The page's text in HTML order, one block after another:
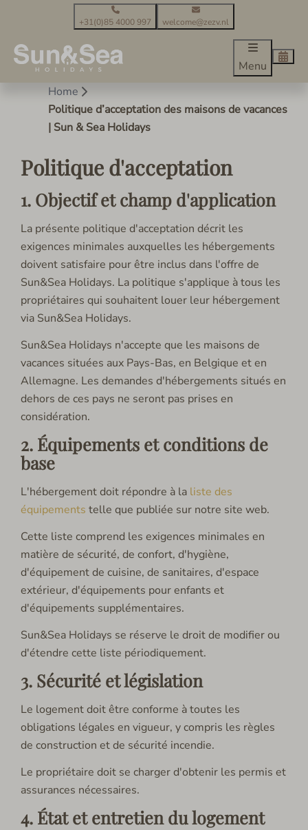
+31(0)85 4000 997 welcome@zezv.nl
Menu
Home
Politique d’acceptation des maisons de vacances
| Sun & Sea Holidays
Politique d'acceptation
1. Objectif et champ d'application
La présente politique d'acceptation décrit les
exigences minimales auxquelles les hébergements
doivent satisfaire pour être inclus dans l'offre de
Sun&Sea Holidays. La politique s'applique à tous les
propriétaires qui souhaitent louer leur hébergement
via Sun&Sea Holidays.
Sun&Sea Holidays n'accepte que les maisons de
vacances situées aux Pays-Bas, en Belgique et en
Allemagne. Les demandes d'hébergements situés en
dehors de ces pays ne seront pas prises en
considération.
2. Équipements et conditions de
base
L'hébergement doit répondre à la liste des
équipements telle que publiée sur notre site web.
Cette liste comprend les exigences minimales en
matière de sécurité, de confort, d'hygiène,
d'équipement de cuisine, de sanitaires, d'espace
extérieur, d'équipements pour enfants et
d'équipements supplémentaires.
Sun&Sea Holidays se réserve le droit de modifier ou
d'étendre cette liste périodiquement.
3. Sécurité et législation
Le logement doit être conforme à toutes les
obligations légales en vigueur, y compris les règles
de construction et de sécurité incendie.
Le propriétaire doit se charger d'obtenir les permis et
assurances nécessaires.
4. État et entretien du logement